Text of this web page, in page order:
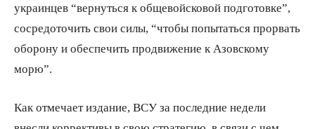
украинцев “вернуться к общевойсковой подготовке”,
сосредоточить свои силы, “чтобы попытаться прорвать
оборону и обеспечить продвижение к Азовскому
морю”.
Как отмечает издание, ВСУ за последние недели